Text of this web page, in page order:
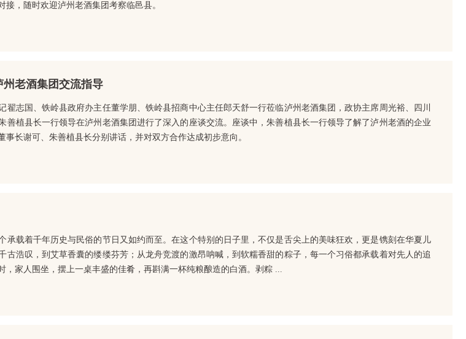
，随时欢迎泸州老酒集团考察临邑县。
老酒集团交流指导
翟志国、铁岭县政府办主任董学朋、铁岭县招商中心主任郎天舒一行莅临泸州老酒集团，政协主席周光裕、四川
善植县长一行领导在泸州老酒集团进行了深入的座谈交流。座谈中，朱善植县长一行领导了解了泸州老酒的企业
长谢可、朱善植县长分别讲话，并对双方合作达成初步意向。
承载着千年历史与民俗的节日又如约而至。在这个特别的日子里，不仅是舌尖上的美味狂欢，更是镌刻在华夏儿
古浩叹，到艾草香囊的缕缕芬芳；从龙舟竞渡的激昂呐喊，到软糯香甜的粽子，每一个习俗都承载着对先人的追
，家人围坐，摆上一桌丰盛的佳肴，再斟满一杯纯粮酿造的白酒。剥粽 ...